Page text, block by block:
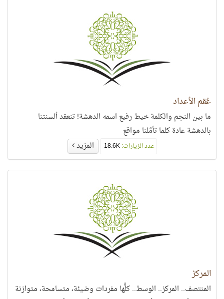
عُقم الأعداد
ما بين النجم والكلمة خيط رفيع اسمه الدهشة! تنعقد ألسنتنا
بالدهشة عادة كلما تأمَّلنا مواقع
عدد الزيارات:18.6K المزيد
المركز
المنتصف.. المركز.. الوسط.. كلُّها مفردات وضيئة، متسامحة، متوازنة